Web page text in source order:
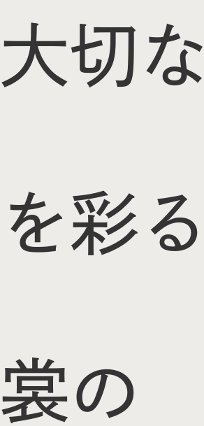
大切
を彩
裳の